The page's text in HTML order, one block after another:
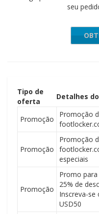
seu
Tipo de
oferta
Detalhes
Promoção
Promoção
Promoção
Promoção
especiais
Promoção
Promo
25% de
Inscreva-se
USD50